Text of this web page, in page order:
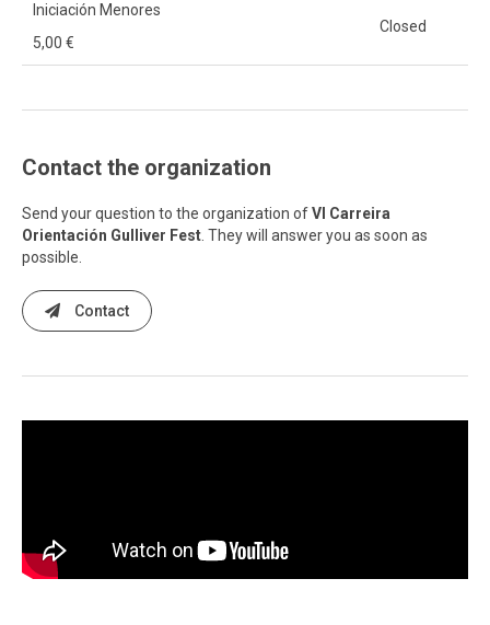
Iniciación Menores
5,00 €
Closed
Contact the organization
Send your question to the organization ofVI Carreira
Orientación Gulliver Fest . They will answer you as soon as
possible.
Contact